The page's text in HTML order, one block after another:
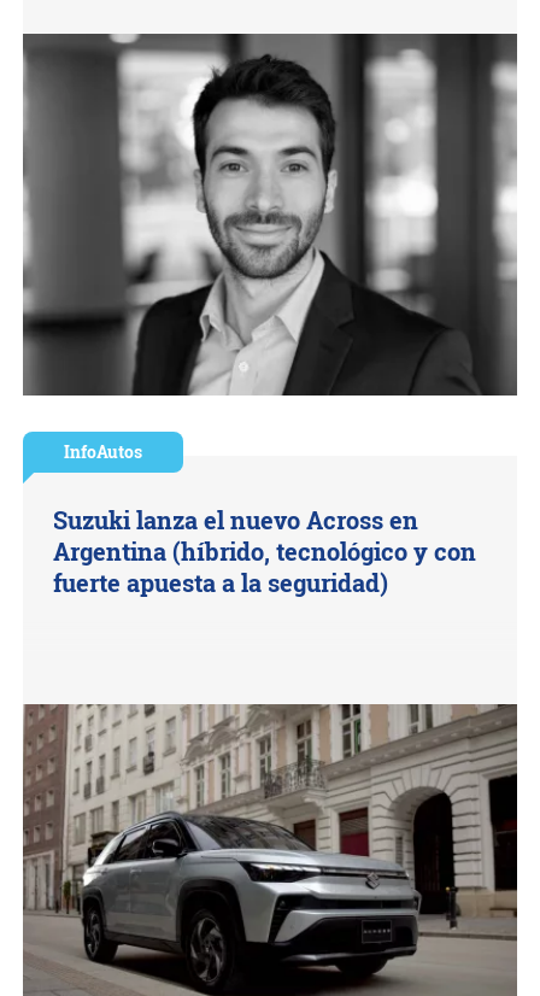
InfoAutos
Suzuki lanza el nuevo Across en
Argentina (híbrido, tecnológico y con
fuerte apuesta a la seguridad)